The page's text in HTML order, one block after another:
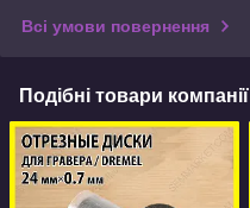
Всі умови повернення
Подібні товари компанії